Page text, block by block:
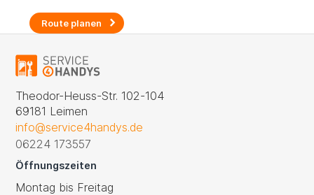
Route planen
Theodor-Heuss-Str. 102-104
69181 Leimen
info@service4handys.de
06224 173557
Öffnungszeiten
Montag bis Freitag